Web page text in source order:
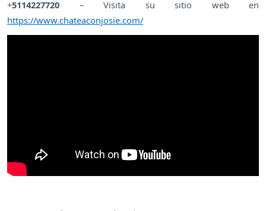
+5114227720 – Visita su sitio web en
https://www.chateaconjosie.com/